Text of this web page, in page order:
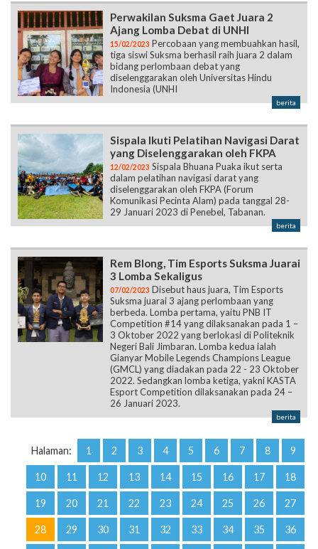
Perwakilan Suksma Gaet Juara 2
Ajang Lomba Debat di UNHI
15/02/2023 Percobaan yang membuahkan hasil,
tiga siswi Suksma berhasil raih juara 2 dalam
bidang perlombaan debat yang
diselenggarakan oleh Universitas Hindu
Indonesia (UNHI
berita
Sispala Ikuti Pelatihan Navigasi Darat
yang Diselenggarakan oleh FKPA
12/02/2023 Sispala Bhuana Puaka ikut serta
dalam pelatihan navigasi darat yang
diselenggarakan oleh FKPA (Forum
Komunikasi Pecinta Alam) pada tanggal 28-
29 Januari 2023 di Penebel, Tabanan.
berita
Rem Blong, Tim Esports Suksma Juarai
3 Lomba Sekaligus
07/02/2023 Disebut haus juara, Tim Esports
Suksma juarai 3 ajang perlombaan yang
berbeda. Lomba pertama, yaitu PNB IT
Competition #14 yang dilaksanakan pada 1 –
3 Oktober 2022 yang berlokasi di Politeknik
Negeri Bali Jimbaran. Lomba kedua ialah
Gianyar Mobile Legends Champions League
(GMCL) yang diadakan pada 22 - 23 Oktober
2022. Sedangkan lomba ketiga, yakni KASTA
Esport Competition dilaksanakan pada 24 –
26 Januari 2023.
berita
Halaman: 1 2 3 4 5 6 7 8 9
10 11 12 13 14 15 16 17 18
19 20 21 22 23 24 25 26 27
28 29 30 31 32 33 34 35 36